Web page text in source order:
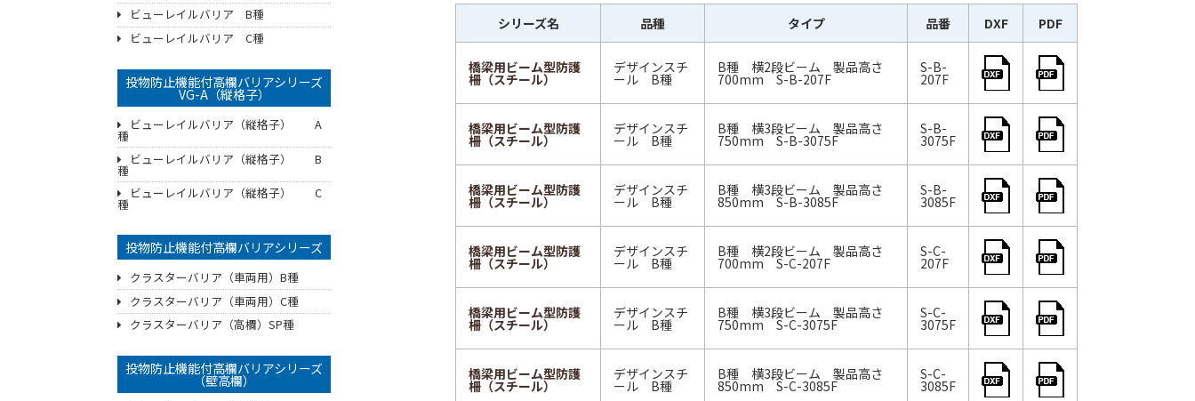
シリーズ名 品種 タイプ 品番 DXF PDF
橋梁用ビーム型防護
柵（スチール）
デザインスチ
ール B種
B種 横2段ビーム 製品高さ
700mm S-B-207F
S-B-
207F
橋梁用ビーム型防護
柵（スチール）
デザインスチ
ール B種
B種 横3段ビーム 製品高さ
750mm S-B-3075F
S-B-
3075F
橋梁用ビーム型防護
柵（スチール）
デザインスチ
ール B種
B種 横3段ビーム 製品高さ
850mm S-B-3085F
S-B-
3085F
橋梁用ビーム型防護
柵（スチール）
デザインスチ
ール B種
B種 横2段ビーム 製品高さ
700mm S-C-207F
S-C-
207F
橋梁用ビーム型防護
柵（スチール）
デザインスチ
ール B種
B種 横3段ビーム 製品高さ
750mm S-C-3075F
S-C-
3075F
橋梁用ビーム型防護
柵（スチール）
デザインスチ
ール B種
B種 横3段ビーム 製品高さ
850mm S-C-3085F
S-C-
3085F
ビューレイルバリア B種
ビューレイルバリア C種
投物防止機能付高欄バリアシリーズ
VG-A（縦格子）
ビューレイルバリア（縦格子） A
種
ビューレイルバリア（縦格子） B
種
ビューレイルバリア（縦格子） C
種
投物防止機能付高欄バリアシリーズ
クラスターバリア（車両用）B種
クラスターバリア（車両用）C種
クラスターバリア（高欄）SP種
投物防止機能付高欄バリアシリーズ
（壁高欄）